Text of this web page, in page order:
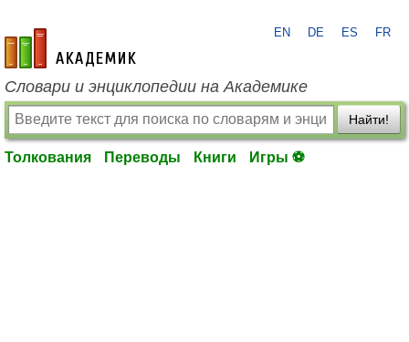
academic.ru
EN DE ES FR
Словари и энциклопедии на Академике
Найти!
Толкования Переводы Книги Игры ⚽